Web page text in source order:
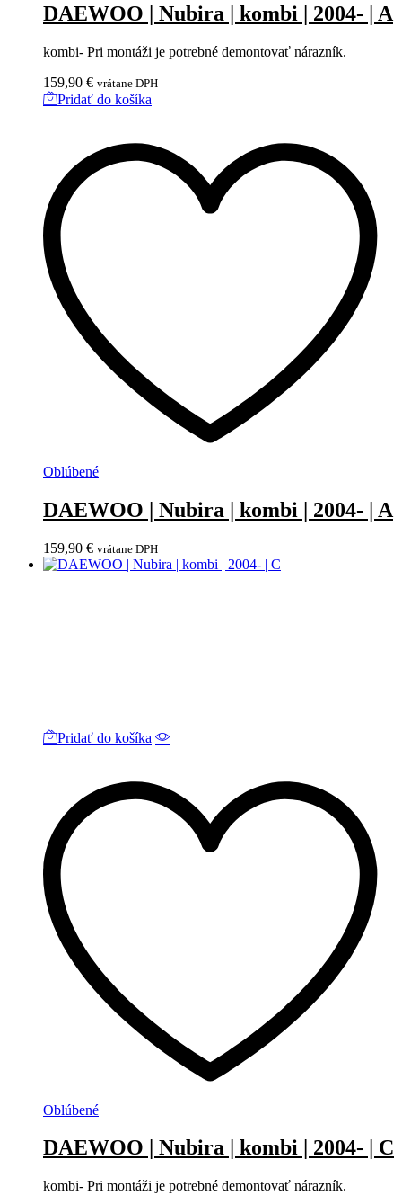
DAEWOO | Nubira | kombi | 2004- | A
kombi- Pri montáži je potrebné demontovať nárazník.
159,90 € vrátane DPH
Pridať do košíka
Oblúbené
DAEWOO | Nubira | kombi | 2004- | A
159,90 € vrátane DPH
Pridať do košíka
Oblúbené
DAEWOO | Nubira | kombi | 2004- | C
kombi- Pri montáži je potrebné demontovať nárazník.